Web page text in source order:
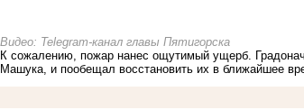
Видео: Telegram-канал главы Пятигорска
К сожалению, пожар нанес ощутимый ущерб.
Машука, и пообещал восстановить их в ближайшее